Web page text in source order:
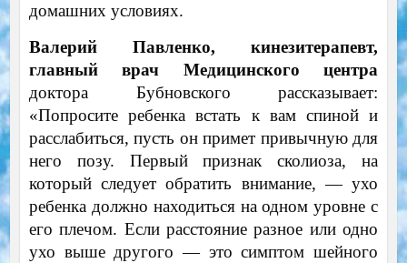
домашних условиях.
Валерий Павленко, кинезитерапевт,
главный врач Медицинского центра
доктора Бубновского рассказывает:
«Попросите ребенка встать к вам спиной и
расслабиться, пусть он примет привычную для
него позу. Первый признак сколиоза, на
который следует обратить внимание, — ухо
ребенка должно находиться на одном уровне с
его плечом. Если расстояние разное или одно
ухо выше другого — это симптом шейного